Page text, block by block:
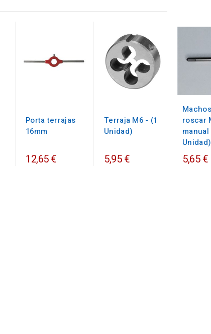
Porta terrajas
16mm
12,65 €
Terraja M6 - (1
Unidad)
5,95 €
roscar
Unidad)
5,65 €